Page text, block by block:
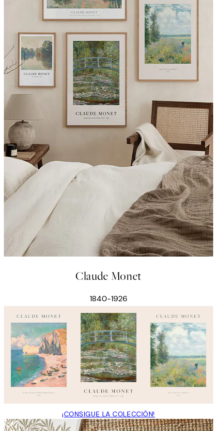
Claude Monet
1840-1926
¡CONSIGUE LA COLECCIÓN!